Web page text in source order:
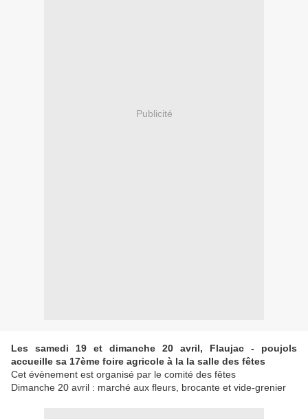
Publicité
Les samedi 19 et dimanche 20 avril, Flaujac - poujols
accueille sa 17ème foire agricole à la la salle des fêtes
Cet évènement est organisé par le comité des fêtes
Dimanche 20 avril : marché aux fleurs, brocante et vide-grenier